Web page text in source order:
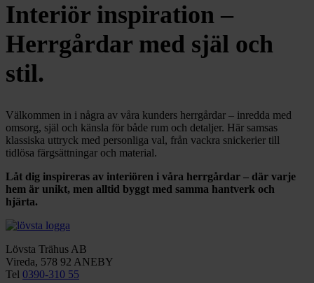
Interiör inspiration –
Herrgårdar med själ och
stil.
Välkommen in i några av våra kunders herrgårdar – inredda med
omsorg, själ och känsla för både rum och detaljer. Här samsas
klassiska uttryck med personliga val, från vackra snickerier till
tidlösa färgsättningar och material.
Låt dig inspireras av interiören i våra herrgårdar – där varje
hem är unikt, men alltid byggt med samma hantverk och
hjärta.
Lövsta Trähus AB
Vireda, 578 92 ANEBY
Tel 0390-310 55